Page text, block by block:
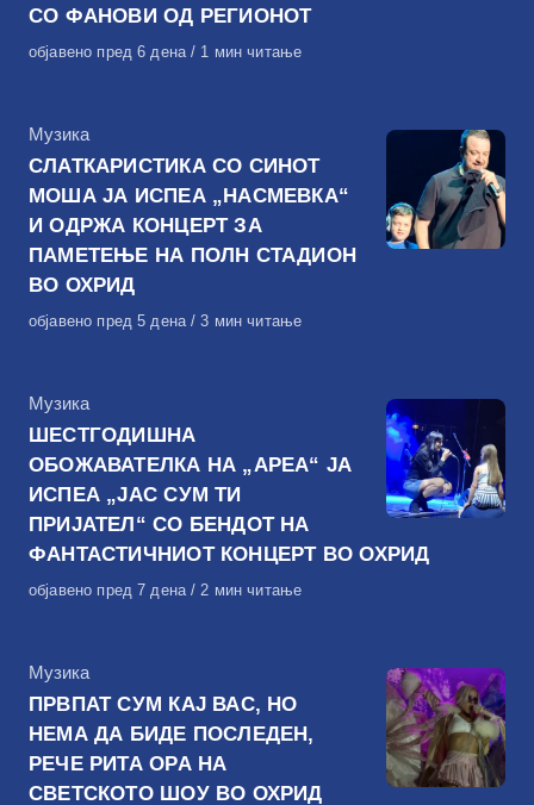
СО ФАНОВИ ОД РЕГИОНОТ
Објавено
објавено пред 6 дена 1 мин читање
КАтегорија
Музика
СЛАТКАРИСТИКА СО СИНОТ
МОША ЈА ИСПЕА „НАСМЕВКА“
И ОДРЖА КОНЦЕРТ ЗА
ПАМЕТЕЊЕ НА ПОЛН СТАДИОН
ВО ОХРИД
Објавено
објавено пред 5 дена 3 мин читање
КАтегорија
Музика
ШЕСТГОДИШНА
ОБОЖАВАТЕЛКА НА „АРЕА“ ЈА
ИСПЕА „ЈАС СУМ ТИ
ПРИЈАТЕЛ“ СО БЕНДОТ НА
ФАНТАСТИЧНИОТ КОНЦЕРТ ВО ОХРИД
Објавено
објавено пред 7 дена 2 мин читање
КАтегорија
Музика
ПРВПАТ СУМ КАЈ ВАС, НО
НЕМА ДА БИДЕ ПОСЛЕДЕН,
РЕЧЕ РИТА ОРА НА
СВЕТСКОТО ШОУ ВО ОХРИД